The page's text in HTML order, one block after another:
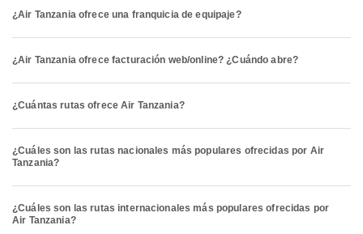
¿Air Tanzania ofrece una franquicia de equipaje?
¿Air Tanzania ofrece facturación web/online? ¿Cuándo abre?
¿Cuántas rutas ofrece Air Tanzania?
¿Cuáles son las rutas nacionales más populares ofrecidas por Air
Tanzania?
¿Cuáles son las rutas internacionales más populares ofrecidas por
Air Tanzania?